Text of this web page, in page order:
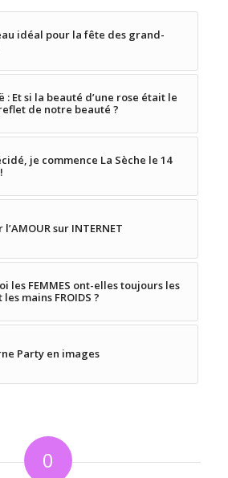
idéal pour la fête des grand-
: Et si la beauté d’une rose était le
de notre beauté ?
je commence La Sèche le 14
sur INTERNET
les FEMMES ont-elles toujours les
mains FROIDS ?
Party en images
0